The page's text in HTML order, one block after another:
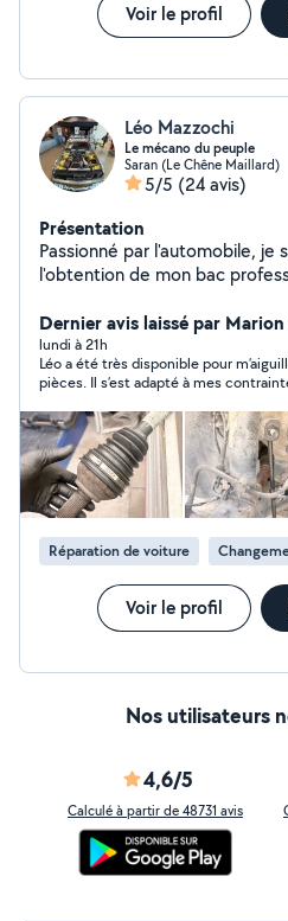
Voir le profil
Léo Mazzochi
Le mécano du peuple
Saran (Le Chêne Maillard)
5/5 (24 avis)
Présentation
Passionné par l'automobile, je
l'obtention de mon bac
propose mes services pour : Réparations mécaniques
toutes marques Entretien courant (vidange, filtres,
freins,géométrie, etc...) Intervention sur tout type de
véhicules Sérieux, rigoureux et à l'écoute, je mets mon
expérience à votre service
qualité à prix raisonnable Je vous reçois chez moi ou en
rdv selon vos disponibilités
Dernier avis laissé par
lundi à 21h
Léo a été très disponible pour
pièces. Il s’est adapté à mes
voiture. Il a été de très bon conseil
supplémentaire à changer. Prix très
et de grande qualité. Je
fermés !
Réparation de voiture
Voir le profil
Nos utilisateurs
4,6/5
Calculé à partir de 48731 avis